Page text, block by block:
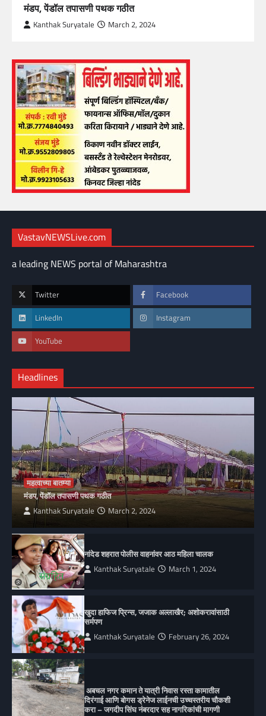
मंडप, पेंडॉल तपासणी पथक गठीत
Kanthak Suryatale March 2, 2024
VastavNEWSLive.com
a leading NEWS portal of Maharashtra
Twitter Facebook
LinkedIn Instagram
YouTube
Headlines
महत्वाच्या बातम्या
मंडप, पेंडॉल तपासणी पथक गठीत
Kanthak Suryatale March 2, 2024
नांदेड शहरात पोलीस वाहनांवर आठ महिला चालक
Kanthak Suryatale March 1, 2024
खुदा हाफिज प्रिन्स, जजाक अल्लाखैर; अशोकरावांसाठी
सर्मपण
Kanthak Suryatale February 26, 2024
अबचल नगर कमान ते यात्री निवास रस्ता कामातील
दिरंगाई आणि बोगस ड्रेनेज लाईनची उच्चस्तरीय चौकशी
करा – जगदीप सिंघ नंबरदार सह नागरिकांची मागणी